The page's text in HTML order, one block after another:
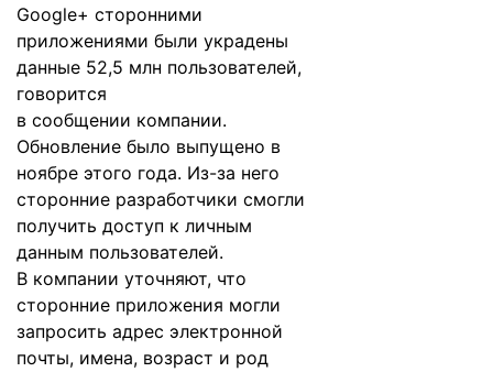
Google+ сторонними
приложениями были украдены
данные 52,5 млн пользователей,
говорится
в сообщении компании.
Обновление было выпущено в
ноябре этого года. Из-за него
сторонние разработчики смогли
получить доступ к личным
данным пользователей.
В компании уточняют, что
сторонние приложения могли
запросить адрес электронной
почты, имена, возраст и род